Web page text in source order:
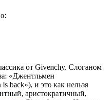
от Givenchy. Слоганом
«Джентльмен
back»), и это как нельзя
аристократичный,